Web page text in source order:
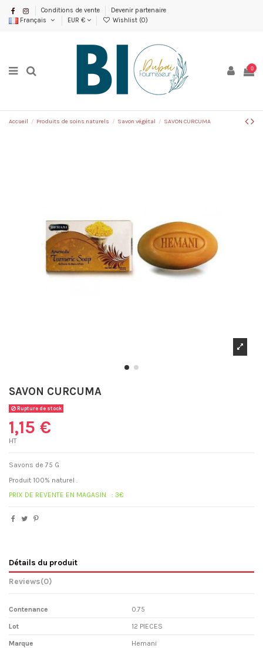
Conditions de vente
Devenir partenaire
Français
EUR € Wishlist (0)
0
Accueil Produits de soins naturels Savon végétal SAVON CURCUMA
SAVON CURCUMA
Rupture de stock
1,15 €
HT
Savons de 75 G
Produit 100% naturel .
PRIX DE REVENTE EN MAGASIN : 3€
Détails du produit
Reviews(0)
Contenance 0.75
Lot 12 PIECES
Marque Hemani